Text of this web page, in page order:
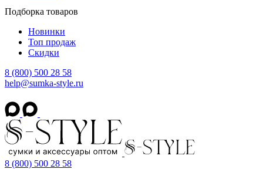
Подборка товаров
Новинки
Топ продаж
Скидки
8 (800) 500 28 58
help@sumka-style.ru
8 (800) 500 28 58